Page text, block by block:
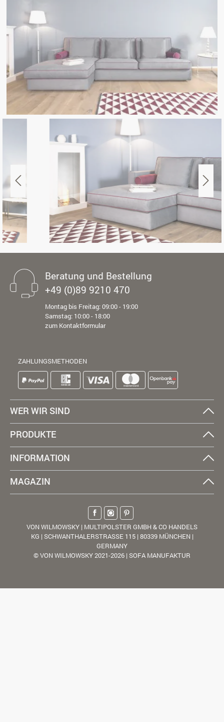
Beratung und Bestellung
+49 (0)89 9210 470
Montag bis Freitag: 09:00 - 19:00
Samstag: 10:00 - 18:00
zum Kontaktformular
ZAHLUNGSMETHODEN
WER WIR SIND
PRODUKTE
INFORMATION
MAGAZIN
VON WILMOWSKY | MULTIPOLSTER GMBH & CO HANDELS
KG | SCHWANTHALERSTRASSE 115 | 80339 MÜNCHEN |
GERMANY
© VON WILMOWSKY 2021-2026 | SOFA MANUFAKTUR